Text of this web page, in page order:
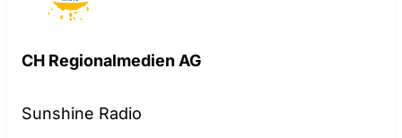
CH Regionalmedien AG
Sunshine Radio